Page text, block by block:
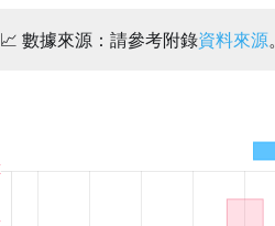
📈 數據來源：請參考附錄資料來源。